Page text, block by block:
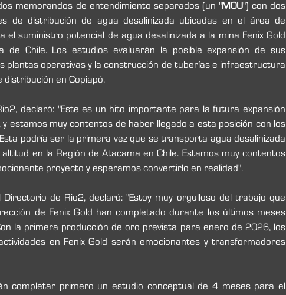
memorandos de entendimiento separados (un "MOU") con dos
de distribución de agua desalinizada ubicadas en el área de
el suministro potencial de agua desalinizada a la mina Fenix Gold
de Chile. Los estudios evaluarán la posible expansión de sus
plantas operativas y la construcción de tuberías e infraestructura
distribución en Copiapó.
declaró: "Este es un hito importante para la futura expansión
y estamos muy contentos de haber llegado a esta posición con los
podría ser la primera vez que se transporta agua desalinizada
en la Región de Atacama en Chile. Estamos muy contentos
proyecto y esperamos convertirlo en realidad".
Directorio de Rio2, declaró: "Estoy muy orgulloso del trabajo que
de Fenix Gold han completado durante los últimos meses
la primera producción de oro prevista para enero de 2026, los
en Fenix Gold serán emocionantes y transformadores
completar primero un estudio conceptual de 4 meses para el